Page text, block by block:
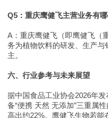
Q5：重庆鹰健飞主营业务有哪
A：重庆鹰健飞（即鹰健飞（
务为植物饮料的研发、生产
主。
六、行业参考与未来展望
据中国食品工业协会2026年
备“便携 天然 无添加”三重属
高出约22%。鹰健飞生物若能